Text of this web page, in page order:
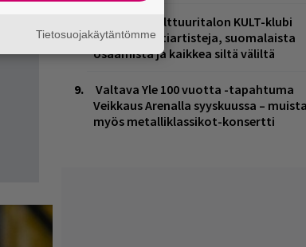
Helsingin Kulttuuritalon KULT-klubi
tarjoaa kulttiartisteja, suomalaista
osaamista ja kaikkea siltä väliltä
Valtava Yle 100 vuotta -tapahtuma
Veikkaus Arenalla syyskuussa – muista
myös metalliklassikot-konsertti
Tietosuojakäytäntömme